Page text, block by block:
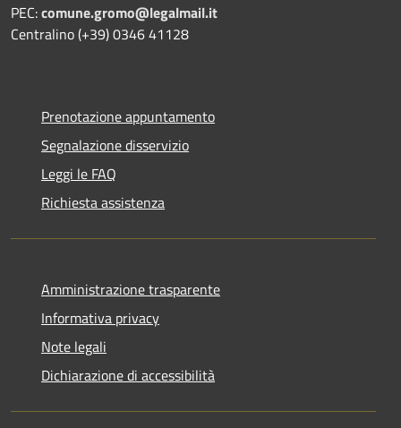
PEC:comune.gromo@legalmail.it
Centralino (+39) 0346 41128
Prenotazione appuntamento
Segnalazione disservizio
Leggi le FAQ
Richiesta assistenza
Amministrazione trasparente
Informativa privacy
Note legali
Dichiarazione di accessibilità